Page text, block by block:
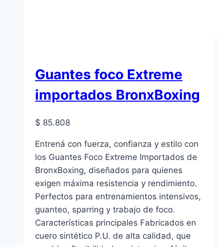
Guantes foco Extreme
importados BronxBoxing
$ 85.808
Entrená con fuerza, confianza y estilo con
los Guantes Foco Extreme Importados de
BronxBoxing, diseñados para quienes
exigen máxima resistencia y rendimiento.
Perfectos para entrenamientos intensivos,
guanteo, sparring y trabajo de foco.
Características principales Fabricados en
cuero sintético P.U. de alta calidad, que